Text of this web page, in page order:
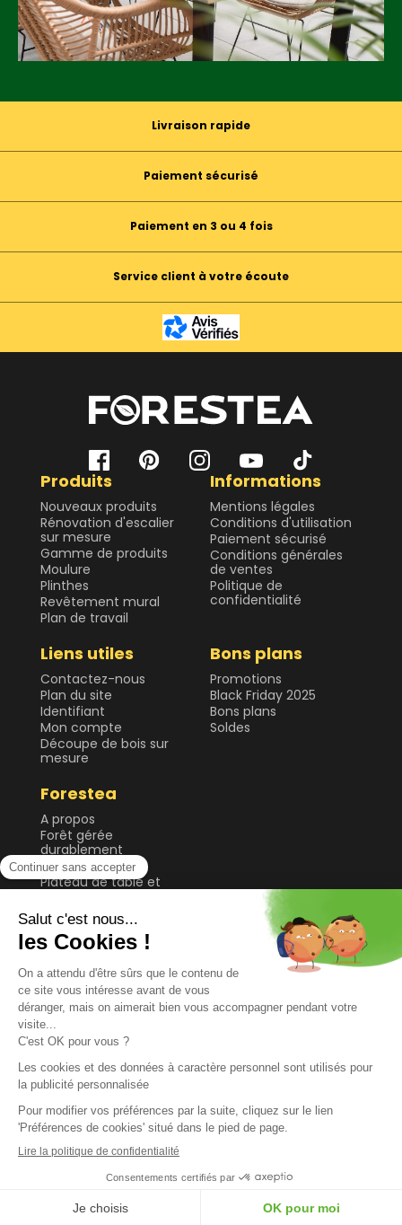
Livraison rapide
Paiement sécurisé
Paiement en 3 ou 4 fois
Service client à votre écoute
Produits
Nouveaux produits
Rénovation d'escalier
sur mesure
Gamme de produits
Moulure
Plinthes
Revêtement mural
Plan de travail
Informations
Mentions légales
Conditions d'utilisation
Paiement sécurisé
Conditions générales
de ventes
Politique de
confidentialité
Liens utiles
Contactez-nous
Plan du site
Identifiant
Mon compte
Découpe de bois sur
mesure
Bons plans
Promotions
Black Friday 2025
Bons plans
Soldes
Forestea
A propos
Forêt gérée
durablement
Guide & Conseils
Plateau de table et
Sol
Tablette et étagère
Tasseau, planche et
© 2026 FORESTEA
TOUS DROITS RÉSERVÉS
MENTIONS LEGALES
PLAN DU SITE
CONCEPTION ET DÉVELOPPEMENT
KOOKLINE